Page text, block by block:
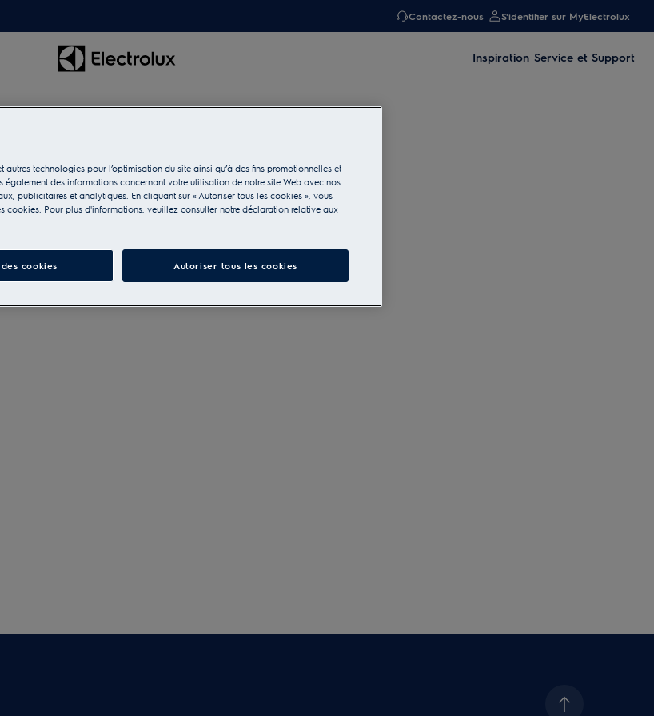
Contactez-nous S'identifier sur MyElectrolux
Inspiration Service et Support
nos
autres technologies pour l’optimisation du site ainsi qu’à des fins promotionnelles et
des informations concernant votre utilisation de notre site Web avec nos
publicitaires et analytiques. En cliquant sur « Autoriser tous les cookies », vous
cookies. Pour plus d'informations, veuillez consulter notre déclaration relative aux
cookies Autoriser tous les cookies